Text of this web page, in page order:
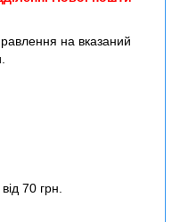
на вказаний
70 грн.